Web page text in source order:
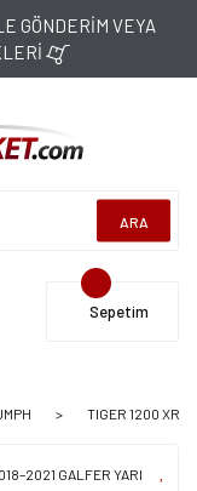
GÖNDERİM VEYA
ARA
Sepetim
TIGER 1200 XRT